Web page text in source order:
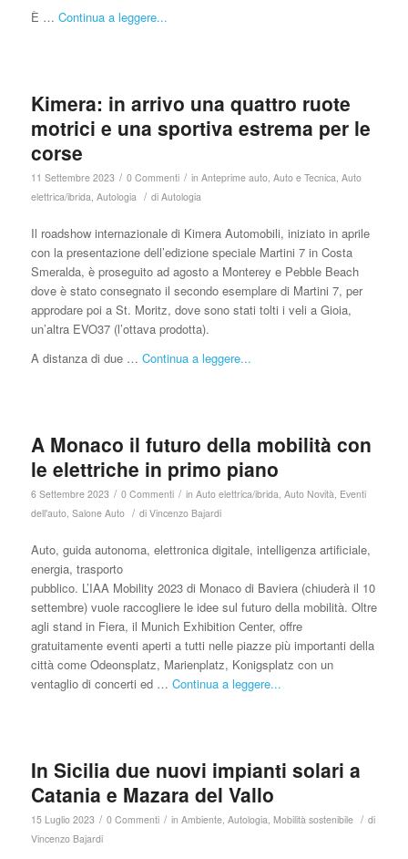
È … Continua a leggere...
Kimera: in arrivo una quattro ruote
motrici e una sportiva estrema per le
corse
11 Settembre 2023 / 0 Commenti / in Anteprime auto, Auto e Tecnica, Auto
elettrica/ibrida, Autologia / di Autologia
Il roadshow internazionale di Kimera Automobili, iniziato in aprile
con la presentazione dell’edizione speciale Martini 7 in Costa
Smeralda, è proseguito ad agosto a Monterey e Pebble Beach
dove è stato consegnato il secondo esemplare di Martini 7, per
approdare poi a St. Moritz, dove sono stati tolti i veli a Gioia,
un’altra EVO37 (l’ottava prodotta).
A distanza di due … Continua a leggere...
A Monaco il futuro della mobilità con
le elettriche in primo piano
6 Settembre 2023 / 0 Commenti / in Auto elettrica/ibrida, Auto Novità, Eventi
dell'auto, Salone Auto / di Vincenzo Bajardi
Auto, guida autonoma, elettronica digitale, intelligenza artificiale,
energia, trasporto
pubblico. L’IAA Mobility 2023 di Monaco di Baviera (chiuderà il 10
settembre) vuole raccogliere le idee sul futuro della mobilità. Oltre
agli stand in Fiera, il Munich Exhibition Center, offre
gratuitamente eventi aperti a tutti nelle piazze più importanti della
città come Odeonsplatz, Marienplatz, Konigsplatz con un
ventaglio di concerti ed … Continua a leggere...
In Sicilia due nuovi impianti solari a
Catania e Mazara del Vallo
15 Luglio 2023 / 0 Commenti / in Ambiente, Autologia, Mobilità sostenibile / di
Vincenzo Bajardi